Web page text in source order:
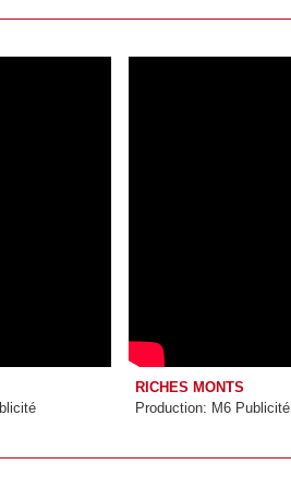
RICHES MONTS
Production: M6 Publicité